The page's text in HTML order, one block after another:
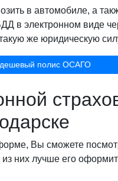
в автомобиле, а
в электронном виде
же юридическую
полис ОСАГО
Вы сможете
них лучше его